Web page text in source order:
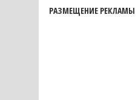
РАЗМЕЩЕНИЕ РЕКЛАМЫ